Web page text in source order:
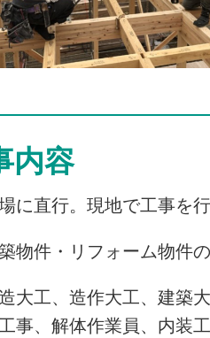
内容
に直行。現地で工事を
物件・リフォーム物件
大工、造作大工、建築
事、解体作業員、内装